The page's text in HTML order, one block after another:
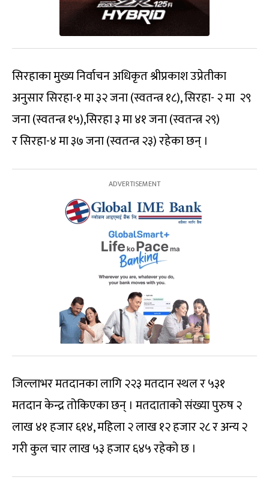
सिरहाका मुख्य निर्वाचन अधिकृत श्रीप्रकाश उप्रेतीका
अनुसार सिरहा-१ मा ३२ जना (स्वतन्त्र १८), सिरहा- २ मा २९
जना (स्वतन्त्र १५),सिरहा ३ मा ४१ जना (स्वतन्त्र २९)
र सिरहा-४ मा ३७ जना (स्वतन्त्र २३) रहेका छन् ।
जिल्लाभर मतदानका लागि २२३ मतदान स्थल र ५३१
मतदान केन्द्र तोकिएका छन् । मतदाताको संख्या पुरुष २
लाख ४१ हजार ६१४, महिला २ लाख १२ हजार २८ र अन्य २
गरी कुल चार लाख ५३ हजार ६४५ रहेको छ ।